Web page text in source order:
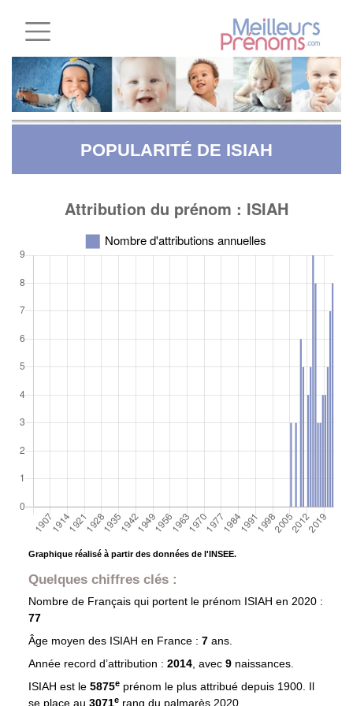
POPULARITÉ DE ISIAH
Graphique réalisé à partir des données de l'INSEE.
Quelques chiffres clés :
Nombre de Français qui portent le prénom ISIAH en 2020 :
77
Âge moyen des ISIAH en France : 7 ans.
Année record d’attribution : 2014, avec 9 naissances.
ISIAH est le 5875eprénom le plus attribué depuis 1900. Il
se place au 3071e rang du palmarès 2020.